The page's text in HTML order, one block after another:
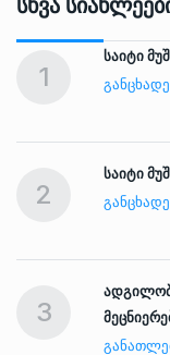
Სხვა
1
საიტი
2
საიტი
3